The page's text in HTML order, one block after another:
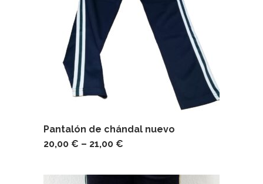
Pantalón de chándal nuevo
20,00 € – 21,00 €